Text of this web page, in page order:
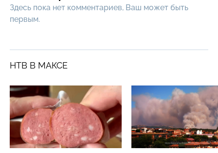
Здесь пока нет комментариев, Ваш может быть
первым.
НТВ В МАКСЕ